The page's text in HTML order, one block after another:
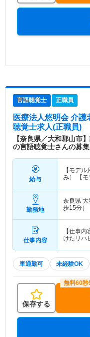
言語聴覚士 正職員
医療法人悠明会 介
聴覚士求人(正職員)
【奈良県／大和郡山市
の言語聴覚士さんの募
給与
【モデル
み） 【モ
勤務地
奈良県
歩15分）
仕事内容
【仕事
けたリハ
車通勤可 未経験OK
保存する